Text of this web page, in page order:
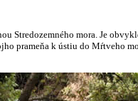
Stredozemného mora. Je
prameňa k ústiu do Mŕtveho